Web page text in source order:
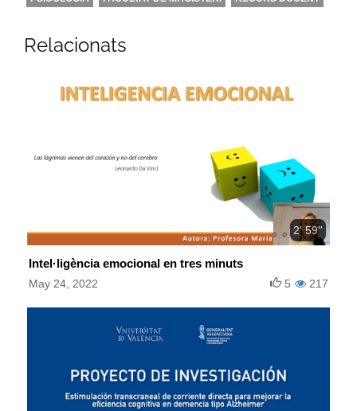
Relacionats
2' 59''
Intel·ligència emocional en tres minuts
May 24, 2022 217
5